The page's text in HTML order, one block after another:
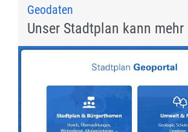
Geodaten
Unser Stadtplan kann mehr